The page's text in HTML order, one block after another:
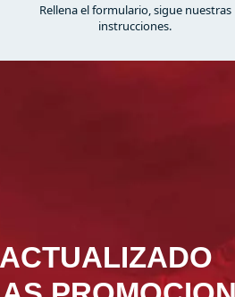
Rellena el formulario, sigue nuestras
instrucciones.